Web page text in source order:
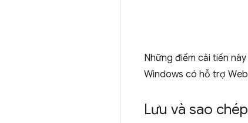
Những điểm cải tiến
Windows có hỗ trợ
Lưu và sao